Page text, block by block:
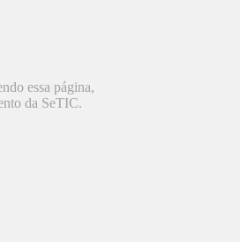
essa página,
da SeTIC.